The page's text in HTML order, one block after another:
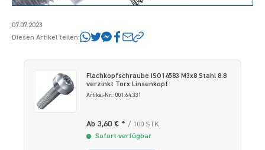
07.07.2023
Diesen Artikel teilen:
Flachkopfschraube ISO14583 M3x8 Stahl 8.8
verzinkt Torx Linsenkopf
Artikel-Nr.: 001.64.331
Ab 3,60 € * / 100 STK
Sofort verfügbar